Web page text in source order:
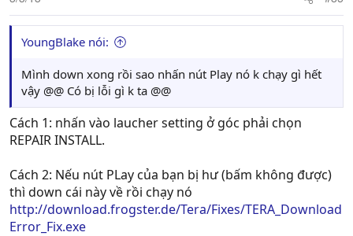
YoungBlake nói:
Mình down xong rồi sao nhấn nút Play nó k chạy gì hết
vậy @@ Có bị lỗi gì k ta @@
Cách 1: nhấn vào laucher setting ở góc phải chọn
REPAIR INSTALL.
Cách 2: Nếu nút PLay của bạn bị hư (bấm không được)
thì down cái này về rồi chạy nó
http://download.frogster.de/Tera/Fixes/TERA_Download
Error_Fix.exe